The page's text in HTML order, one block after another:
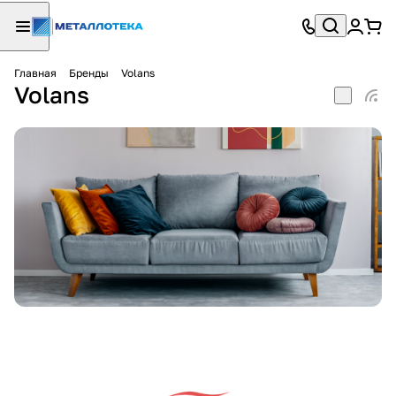
Главная Бренды Volans
Volans